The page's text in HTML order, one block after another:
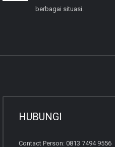
berbagai situasi.
HUBUNGI
Contact Person: 0813 7494 9556